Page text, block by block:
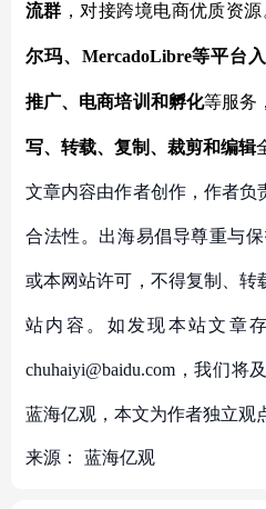
流群 ，对接跨境电商优质资
尔玛、MercadoLibre等平台
推广、电商培训和孵化等服务
写、转载、复制、裁剪和编辑
文章内容由作者创作，作者负
合法性。出海易倡导尊重与
或本网站许可，不得复制、转
站内容。如发现本站文章
chuhaiyi@baidu.com，我们将
蓝海亿观，本文为作者独立观
来源： 蓝海亿观